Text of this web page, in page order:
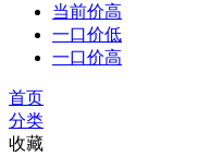
当前价高
一口价低
一口价高
首页
分类
收藏